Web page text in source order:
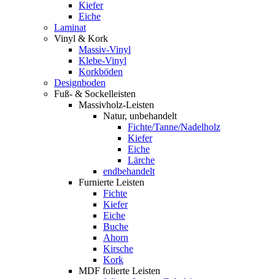
Kiefer
Eiche
Laminat
Vinyl & Kork
Massiv-Vinyl
Klebe-Vinyl
Korkböden
Designboden
Fuß- & Sockelleisten
Massivholz-Leisten
Natur, unbehandelt
Fichte/Tanne/Nadelholz
Kiefer
Eiche
Lärche
endbehandelt
Furnierte Leisten
Fichte
Kiefer
Eiche
Buche
Ahorn
Kirsche
Kork
MDF folierte Leisten